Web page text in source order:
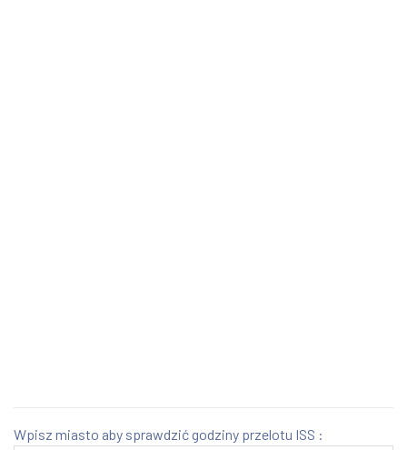
Wpisz miasto aby sprawdzić godziny przelotu ISS :